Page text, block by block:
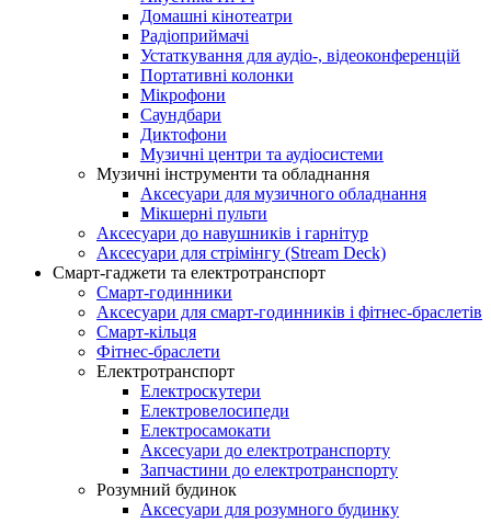
Домашні кінотеатри
Радіоприймачі
Устаткування для аудіо-, відеоконференцій
Портативні колонки
Мікрофони
Саундбари
Диктофони
Музичні центри та аудіосистеми
Музичні інструменти та обладнання
Аксесуари для музичного обладнання
Мікшерні пульти
Аксесуари до навушників і гарнітур
Аксесуари для стрімінгу (Stream Deck)
Смарт-гаджети та електротранспорт
Смарт-годинники
Аксесуари для смарт-годинників і фітнес-браслетів
Смарт-кільця
Фітнес-браслети
Електротранспорт
Електроскутери
Електровелосипеди
Електросамокати
Аксесуари до електротранспорту
Запчастини до електротранспорту
Розумний будинок
Аксесуари для розумного будинку